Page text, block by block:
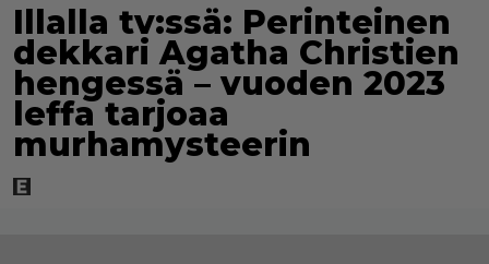
Illalla tv:ssä: Perinteinen
dekkari Agatha Christien
hengessä – vuoden 2023
leffa tarjoaa
murhamysteerin